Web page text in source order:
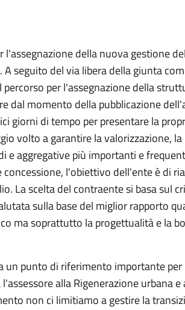
l'assegnazione della nuova gestione
seguito del via libera della giunta
per l'assegnazione della
dal momento della pubblicazione
giorni di tempo per presentare la
volto a garantire la valorizzazione,
e aggregative più importanti e
l'obiettivo dell'ente è di
La scelta del contraente si basa sul
sulla base del miglior rapporto
ma soprattutto la progettualità e la
un punto di riferimento importante
alla Rigenerazione urbana e
non ci limitiamo a gestire la